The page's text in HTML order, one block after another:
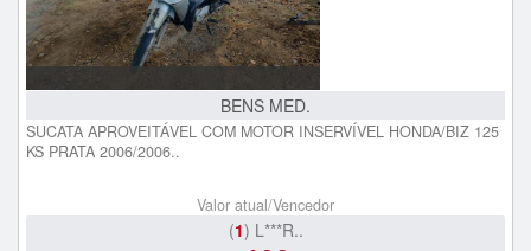
BENS MED.
SUCATA APROVEITÁVEL COM MOTOR INSERVÍVEL HONDA/BIZ 125
KS PRATA 2006/2006..
Valor atual/Vencedor
(1) L***R..